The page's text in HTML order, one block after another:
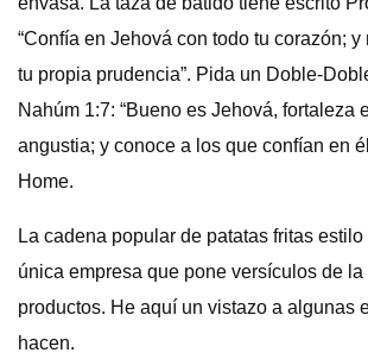
“Confía en Jehová con todo tu corazón; y
tu propia prudencia”. Pida un Doble-
Nahúm 1:7: “Bueno es Jehová, fortaleza
angustia; y conoce a los que confían en
Home.
La cadena popular de patatas fritas
única empresa que pone versículos de
productos. He aquí un vistazo a algunas
hacen.